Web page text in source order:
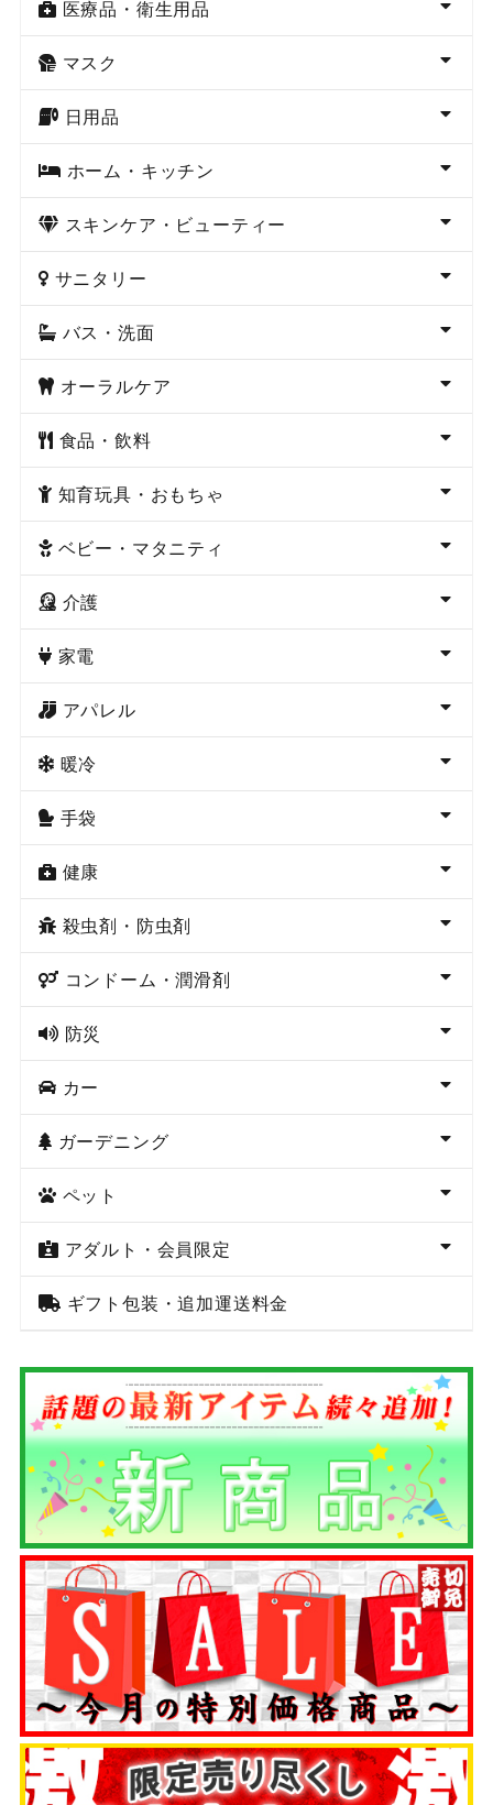
医療品・衛生用品
マスク
日用品
ホーム・キッチン
スキンケア・ビューティー
サニタリー
バス・洗面
オーラルケア
食品・飲料
知育玩具・おもちゃ
ベビー・マタニティ
介護
家電
アパレル
暖冷
手袋
健康
殺虫剤・防虫剤
コンドーム・潤滑剤
防災
カー
ガーデニング
ペット
アダルト・会員限定
ギフト包装・追加運送料金